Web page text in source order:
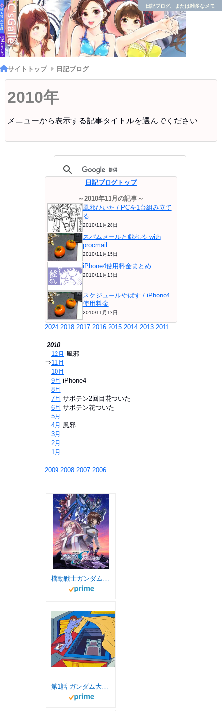
日記ブログ、または雑多なメモ
サイトトップ 日記ブログ
2010年
メニューから表示する記事タイトルを選んでください
日記ブログトップ
～2010年11月の記事～
風邪ひいた / PCを1台組み立て
る
2010/11月28日
スパムメールと戯れる with
procmail
2010/11月15日
iPhone4使用料金まとめ
2010/11月13日
スケジュールやばす / iPhone4
使用料金
2010/11月12日
2024 2018 2017 2016 2015 2014 2013 2011
2010
12月 風邪
⇒11月
10月
9月 iPhone4
8月
7月 サボテン2回目花ついた
6月 サボテン花ついた
5月
4月 風邪
3月
2月
1月
2009 2008 2007 2006
機動戦士ガンダムSEED FREEDOM
第1話 ガンダム大地に立つ!!